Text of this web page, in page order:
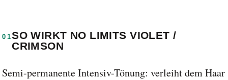
01SO WIRKT NO LIMITS VIOLET /
CRIMSON
Semi-permanente Intensiv-Tönung: verleiht dem Haar